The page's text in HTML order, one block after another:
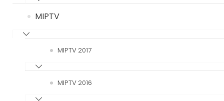
MIPTV
MIPTV 2017
MIPTV 2016